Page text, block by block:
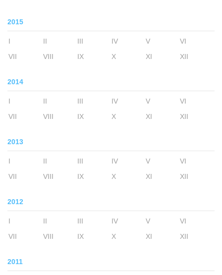
2015
I II III IV V
VI
VII
VIII IX X XI XII
2014
I II III IV V
VI
VII
VIII IX X XI XII
2013
I II III IV V
VI
VII
VIII IX X XI XII
2012
I II III IV V
VI
VII
VIII IX X XI XII
2011